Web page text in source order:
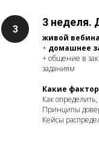
3 неделя.
живой
+ домашнее
+ общение в
заданиям
Какие
Как
Принципы
Кейсы